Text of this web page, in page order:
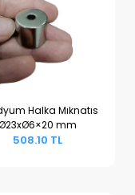
Sepete Ekle
Halka Mıknatıs
mm
508.10 TL